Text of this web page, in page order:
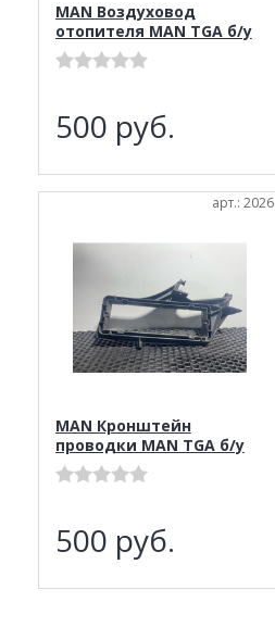
MAN Воздуховод
отопителя MAN TGA б/у
500 руб.
арт.: 2026
MAN Кронштейн
проводки MAN TGA б/у
500 руб.